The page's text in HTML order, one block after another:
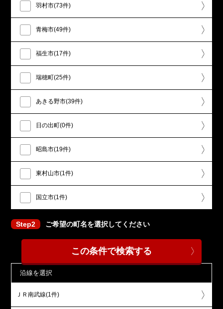
羽村市(73件)
青梅市(49件)
福生市(17件)
瑞穂町(25件)
あきる野市(39件)
日の出町(0件)
昭島市(19件)
東村山市(1件)
国立市(1件)
Step2 ご希望の町名を選択してください
沿線を選択
ＪＲ南武線(1件)